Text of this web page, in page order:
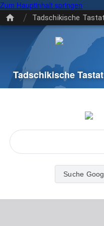
Zum Hauptinhalt springen
/ Tadschikische
Tadschikische
Suche